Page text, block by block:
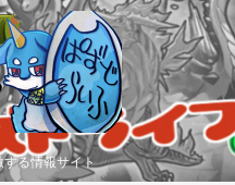
する情報サイト